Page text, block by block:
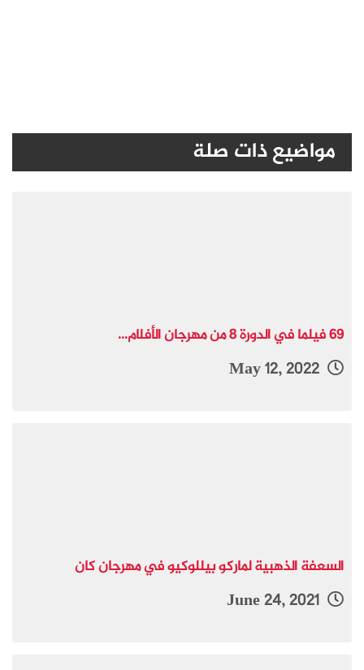
مواضيع ذات صلة
69 فيلما في الدورة 8 من مهرجان الأفلام...
السعفة الذهبية لماركو بيللوكيو في مهرجان كان